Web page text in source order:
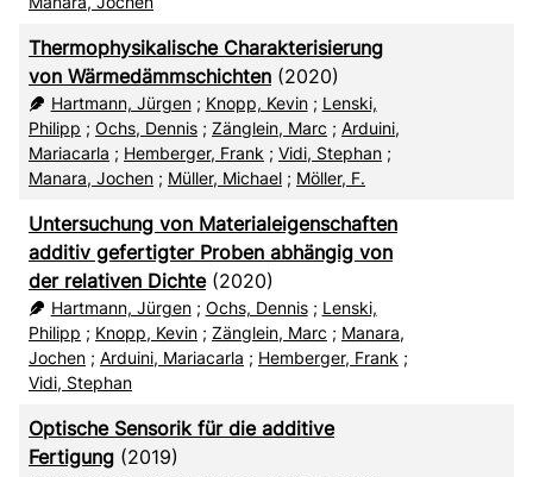
Thermophysikalische Charakterisierung
von Wärmedämmschichten (2020)
Hartmann, Jürgen; Knopp, Kevin; Lenski,
Philipp ; Ochs, Dennis ; Zänglein, Marc ; Arduini,
Mariacarla ; Hemberger, Frank ; Vidi, Stephan ;
Manara, Jochen ; Müller, Michael ; Möller, F.
Untersuchung von Materialeigenschaften
additiv gefertigter Proben abhängig von
der relativen Dichte(2020)
Hartmann, Jürgen; Ochs, Dennis; Lenski,
Philipp ; Knopp, Kevin ; Zänglein, Marc ; Manara,
Jochen ; Arduini, Mariacarla ; Hemberger, Frank ;
Vidi, Stephan
Optische Sensorik für die additive
Fertigung (2019)